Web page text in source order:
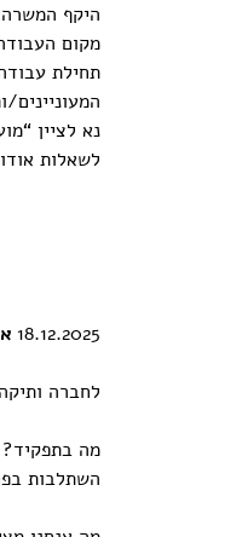
היקף המשרה:
מקום
תחילת
המעוניינים/ות מתבקשים/ות לשלוח, עד
נא לציין
לשאלות
18.12.2025
לחברה
מה בתפקיד?
השתלבות